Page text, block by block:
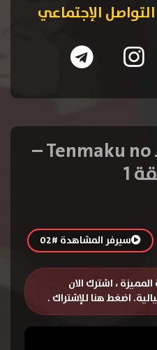
الإجتماعي
انمي Tenmaku no Jaadugar –
1
سيرفر المشاهدة #02
، اشترك الان
اضغط هنا للإشتراك .